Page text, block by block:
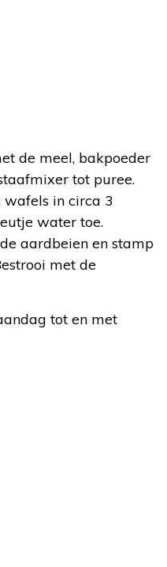
de meel, bakpoeder
tot puree.
wafels in circa 3
water toe.
aardbeien en stamp
met de
tot en met